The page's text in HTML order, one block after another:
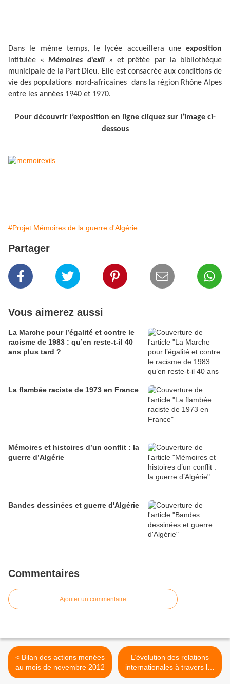
Dans le même temps, le lycée accueillera une exposition
intitulée «Mémoires d’exil
» et prêtée par la bibliothèque
municipale de la Part Dieu. Elle est consacrée aux conditions de
vie des populations nord-africaines dans la région Rhône Alpes
entre les années 1940 et 1970.
Pour découvrir l’exposition en ligne cliquez sur l’image ci-
dessous
#Projet Mémoires de la guerre d'Algérie
Partager
Vous aimerez aussi
La Marche pour l’égalité et contre le
racisme de 1983 : qu’en reste-t-il 40
ans plus tard ?
La flambée raciste de 1973 en France
Mémoires et histoires d’un conflit : la
guerre d’Algérie
Bandes dessinées et guerre d'Algérie
Commentaires
Ajouter un commentaire
< Bilan des actions menées
au mois de novembre 2012
L’évolution des relations
internationales à travers les
Jeux Olympiques >